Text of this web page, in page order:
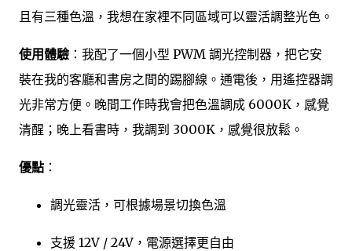
且有三種色溫，我想在家裡不同區域可以靈活調整光色。
使用體驗 ：我配了一個小型 PWM 調光控制器，把它安
裝在我的客廳和書房之間的踢腳線。通電後，用遙控器調
光非常方便。晚間工作時我會把色溫調成 6000K，感覺
清醒；晚上看書時，我調到 3000K，感覺很放鬆。
優點 ：
調光靈活，可根據場景切換色溫
支援 12V / 24V，電源選擇更自由